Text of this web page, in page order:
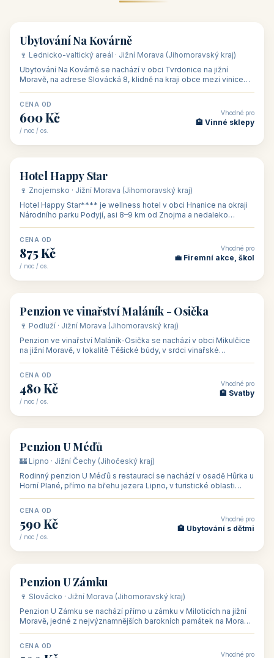
🏡 penzion
Ubytování Na Kovárně
🍷 Lednicko-valtický areál · Jižní Morava (Jihomoravský kraj)
Ubytování Na Kovárně se nachází v obci Tvrdonice na jižní
Moravě, na adrese Slovácká 8, klidně na kraji obce mezi vinicemi,
CENA OD
600 Kč
/ noc / os.
Vhodné pro
🏨 Vinné sklepy
🏨 hotel
Hotel Happy Star
🍷 Znojemsko · Jižní Morava (Jihomoravský kraj)
Hotel Happy Star**** je wellness hotel v obci Hnanice na okraji
Národního parku Podyjí, asi 8–9 km od Znojma a nedaleko
CENA OD
875 Kč
/ noc / os.
Vhodné pro
💼 Firemní akce, škol
🏡 penzion
Penzion ve vinařství Maláník - Osička
🍷 Podluží · Jižní Morava (Jihomoravský kraj)
Penzion ve vinařství Maláník-Osička se nachází v obci Mikulčice
na jižní Moravě, v lokalitě Těšické búdy, v srdci vinařské
CENA OD
480 Kč
/ noc / os.
Vhodné pro
🏨 Svatby
🏡 penzion
Penzion U Méďů
🏰 Lipno · Jižní Čechy (Jihočeský kraj)
Rodinný penzion U Méďů s restaurací se nachází v osadě Hůrka u
Horní Plané, přímo na břehu jezera Lipno, v turistické oblasti
CENA OD
590 Kč
/ noc / os.
Vhodné pro
🏨 Ubytování s dětmi
🏡 penzion
Penzion U Zámku
🍷 Slovácko · Jižní Morava (Jihomoravský kraj)
Penzion U Zámku se nachází přímo u zámku v Miloticích na jižní
Moravě, jedné z nejvýznamnějších barokních památek na Moravě,
CENA OD
Vhodné pro